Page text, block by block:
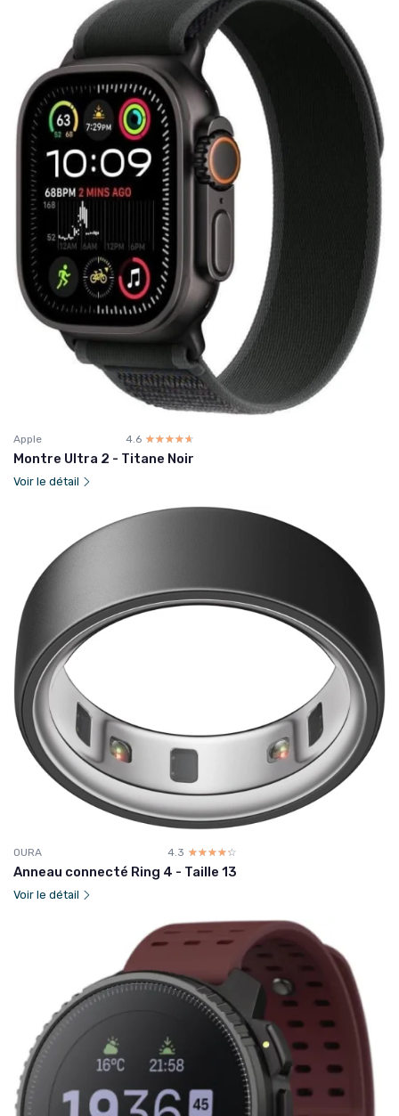
Apple 4.6 ☆☆☆☆☆
★★★★★
Montre Ultra 2 - Titane Noir
Voir le détail
OURA 4.3 ☆☆☆☆☆
★★★★★
Anneau connecté Ring 4 - Taille 13
Voir le détail